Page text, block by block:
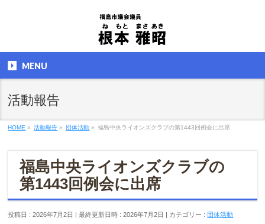
MENU
活動報告
HOME » 活動報告 » 団体活動 » 福島中央ライオンズクラブの第1443回例会に出席
福島中央ライオンズクラブの
第1443回例会に出席
投稿日 : 2026年7月2日 最終更新日時 : 2026年7月2日 カテゴリー : 団体活動